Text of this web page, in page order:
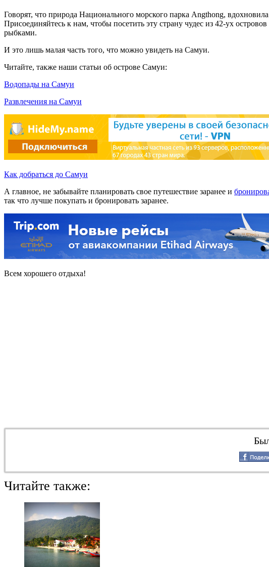
Говорят, что природа Национального морского парка Angthong,
Присоединяйтесь к нам, чтобы посетить эту страну чудес из 42-ух
рыбками.
И это лишь малая часть того, что можно увидеть на Самуи.
Читайте, также наши статьи об острове Самуи:
Водопады на Самуи
Развлечения на Самуи
Как добраться до Самуи
А главное, не забывайте планировать свое путешествие заранее и
так что лучше покупать и бронировать заранее.
Всем хорошего отдыха!
Читайте также: